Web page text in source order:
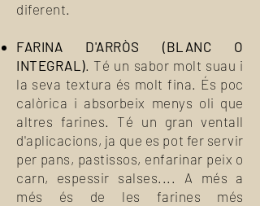
diferent.
FARINA D'ARRÒS (BLANC O
INTEGRAL). Té un sabor molt suau i
la seva textura és molt fina. És poc
calòrica i absorbeix menys oli que
altres farines. Té un gran ventall
d'aplicacions, ja que es pot fer servir
per pans, pastissos, enfarinar peix o
carn, espessir salses.... A més a
més és de les farines més